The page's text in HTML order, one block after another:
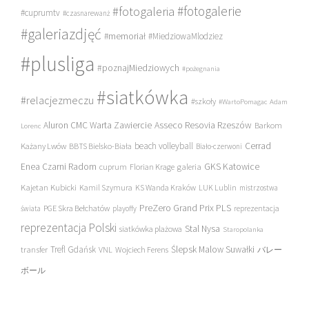
#cuprumtv #czasnarewanż #fotogaleria #fotogalerie
#galeriazdjęć #memoriał #MiedziowaMlodziez
#plusliga #poznajMiedziowych #pożegnania
#relacjezmeczu #siatkówka #szkoły #WartoPomagac Adam
Lorenc Aluron CMC Warta Zawiercie Asseco Resovia Rzeszów Barkom
Każany Lwów BBTS Bielsko-Biała beach volleyball Biało-czerwoni Cerrad
Enea Czarni Radom cuprum Florian Krage galeria GKS Katowice
Kajetan Kubicki Kamil Szymura KS Wanda Kraków LUK Lublin mistrzostwa
świata PGE Skra Bełchatów playoffy PreZero Grand Prix PLS reprezentacja
reprezentacja Polski siatkówka plażowa Stal Nysa Staropolanka
transfer Trefl Gdańsk VNL Wojciech Ferens Ślepsk Malow Suwałki バレー
ボール